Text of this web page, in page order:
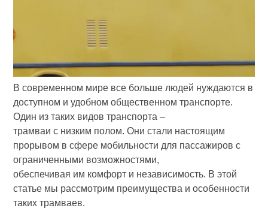
В современном мире все больше людей нуждаются в
доступном и удобном общественном транспорте.
Один из таких видов транспорта –
трамваи с низким полом. Они стали настоящим
прорывом в сфере мобильности для пассажиров с
ограниченными возможностями,
обеспечивая им комфорт и независимость. В этой
статье мы рассмотрим преимущества и особенности
таких трамваев.